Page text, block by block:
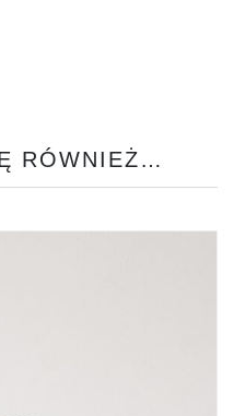
RÓWNIEŻ…